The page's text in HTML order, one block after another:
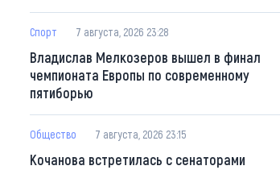
Спорт 7 августа, 2026 23:28
Владислав Мелкозеров вышел в финал
чемпионата Европы по современному
пятиборью
Общество 7 августа, 2026 23:15
Кочанова встретилась с сенаторами